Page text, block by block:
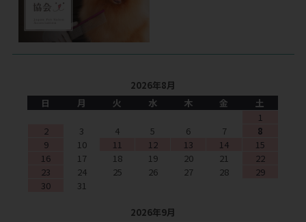
2026年8月
日
月 火 水 木 金
土
1
2
3 4 5 6 7
8
9
10 11 12 13 14
15
16
17 18 19 20 21
22
23
24 25 26 27 28
29
30
31
2026年9月